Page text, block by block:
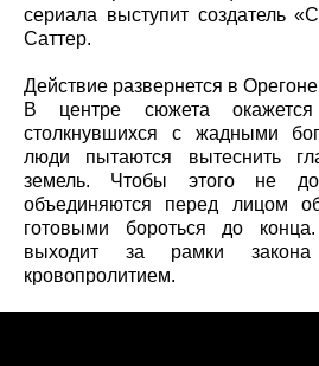
сериала выступит создатель
Саттер.
Действие развернется в
В центре сюжета окажется
столкнувшихся с жадными
люди пытаются вытеснить
земель. Чтобы этого не
объединяются перед лицом
готовыми бороться до
выходит за рамки закона
кровопролитием.